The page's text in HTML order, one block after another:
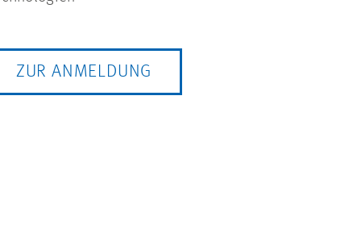
ZUR ANMELDUNG